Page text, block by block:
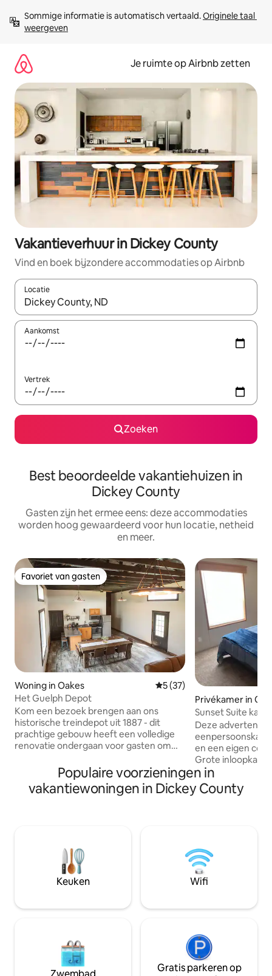
direct
naar
Sommige informatie is automatisch vertaald. Originele taal
weergeven
Je ruimte op Airbnb zetten
Vakantieverhuur in Dickey County
Vind en boek bijzondere accommodaties op Airbnb
Locatie
Wanneer er suggesties beschikbaar zijn, maak je een keuze
Aankomst
Vertrek
Zoeken
Best beoordeelde vakantiehuizen in
Dickey County
Gasten zijn het ermee eens: deze accommodaties
worden hoog gewaardeerd voor hun locatie, netheid
en meer.
Favoriet van gasten
Favoriet van gasten
Woning in Oakes Gemiddelde beoordeling
5 (37)
Het Guelph Depot
Kom een bezoek brengen aan ons
historische treindepot uit 1887 - dit
prachtige gebouw heeft een volledige
renovatie ondergaan voor gasten om
lang meegaan. Het depot bestaat uit
twee verdiepingen met twee
slaapkamers op de begane grond en
entertainment en gesprekken, of het nu
een bruidsdouche of jachtploeg is! Een
geweldige plek voor grote groepen, met
toegang tot verwarmde hondenkennels
Privékamer in
Sunset Suite
Deze advertentie
en een eigen
Grote inloopkast.
woonruimtes,
woonkamer en
slaapkamer 1
niet is de ruimte
accommodatie is
een complete
inclusief
hoofdslaapkamer.
Populaire voorzieningen in
vakantiewoningen in Dickey County
Keuken Wifi
Gratis parkeren op